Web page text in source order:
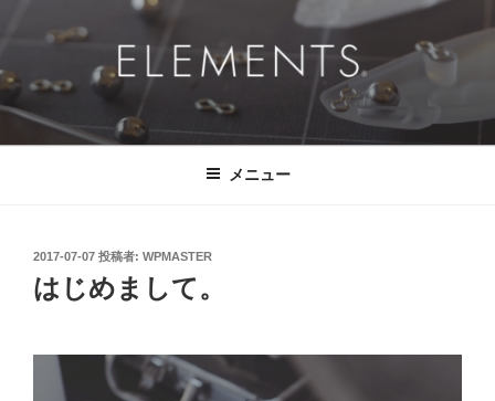
ン
ツ
へ
ELEMENTS®
挑戦的に、ドラマチックに、 そして、真っ直ぐに。
メニュー
投
稿
日:
2017-07-07 投稿者: WPMASTER
はじめまして。